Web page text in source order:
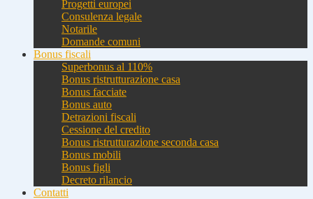
Progetti europei
Consulenza legale
Notarile
Domande comuni
Bonus fiscali
Superbonus al 110%
Bonus ristrutturazione casa
Bonus facciate
Bonus auto
Detrazioni fiscali
Cessione del credito
Bonus ristrutturazione seconda casa
Bonus mobili
Bonus figli
Decreto rilancio
Contatti